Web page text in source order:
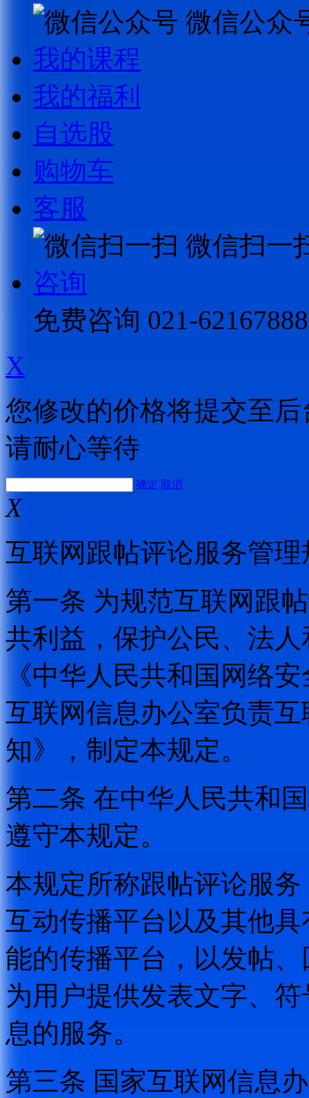
微信公众
我的课程
我的福利
自选股
购物车
客服
微信扫一
咨询
免费咨询 021-62167888
X
您修改的价格将提交至
请耐心等待
确定 取消
X
互联网跟帖评论服务管理
第一条 为规范互联网跟
共利益，保护公民、法
《中华人民共和国网络
互联网信息办公室负责
知》，制定本规定。
第二条 在中华人民共和
遵守本规定。
本规定所称跟帖评论服
互动传播平台以及其他
能的传播平台，以发帖
为用户提供发表文字、
息的服务。
第三条 国家互联网信息